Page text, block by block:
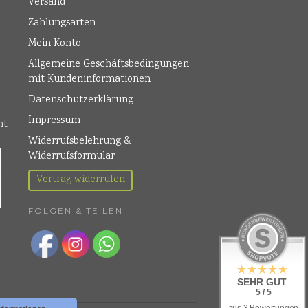
Zahlungsarten
Mein Konto
Allgemeine Geschäftsbedingungen
mit Kundeninformationen
Datenschutzerklärung
Impressum
Widerrufsbelehrung &
Widerrufsformular
Vertrag widerrufen
FOLGEN & TEILEN
SEHR GUT
5 / 5